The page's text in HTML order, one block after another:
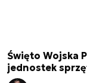
Święto Wojska
jednostek